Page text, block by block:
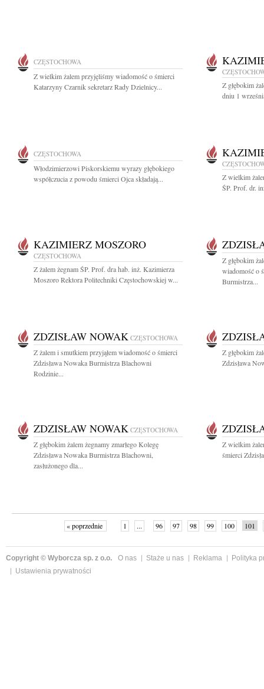
CZĘSTOCHOWA
Z wielkim żalem przyjęliśmy wiadomość o śmierci
Katarzyny Czarnik sekretarz Rady Dzielnicy...
Z głębokim
dniu 1
CZĘSTOCHOWA
Włodzimierzowi Piskorskiemu wyrazy głębokiego
współczucia z powodu śmierci Ojca składają...
Z wielkim
ŚP. Prof. dr.
KAZIMIERZ MOSZORO
CZĘSTOCHOWA
Z żalem żegnam ŚP. Prof. dra hab. inż. Kazimierza
Moszoro Rektora Politechniki Częstochowskiej w...
Z głębokim
wiadomość o
Burmistrza...
ZDZISŁAW NOWAK CZĘSTOCHOWA
Z żalem i smutkiem przyjąłem wiadomość o śmierci
Zdzisława Nowaka Burmistrza Blachowni
Rodzinie...
Z głębokim
Zdzisława
ZDZISŁAW NOWAK CZĘSTOCHOWA
Z głębokim żalem żegnamy zmarłego Kolegę
Zdzisława Nowaka Burmistrza Blachowni,
zasłużonego dla...
Z wielkim
śmierci
« poprzednie 1 ... 96 97 98 99 100 101
Copyright © Wyborcza sp. z o.o. O nas Staże u nas Reklama
Polityka
Ustawienia prywatności